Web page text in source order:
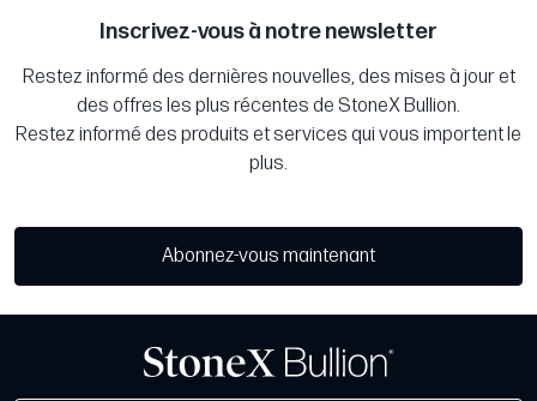
Inscrivez-vous à notre newsletter
Restez informé des dernières nouvelles, des mises à jour et
des offres les plus récentes de StoneX Bullion.
Restez informé des produits et services qui vous importent le
plus.
Abonnez-vous maintenant